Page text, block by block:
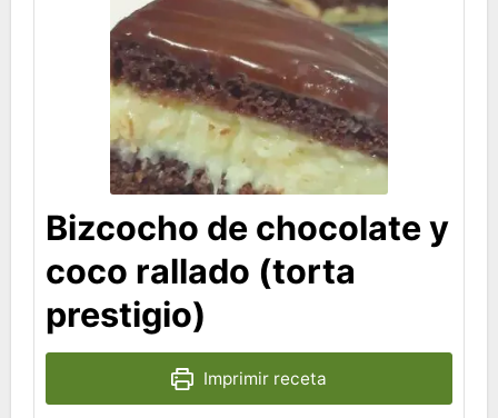
Bizcocho de chocolate y
coco rallado (torta
prestigio)
Imprimir receta